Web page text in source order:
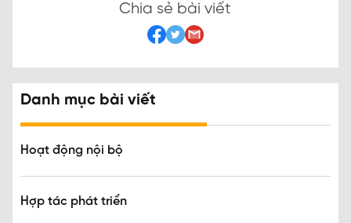
Chia sẻ bài viết
Danh mục bài viết
Hoạt động nội bộ
Hợp tác phát triển